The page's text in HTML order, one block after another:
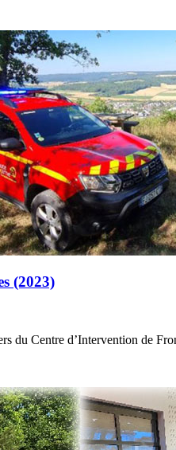
(2023)
du Centre d’Intervention de